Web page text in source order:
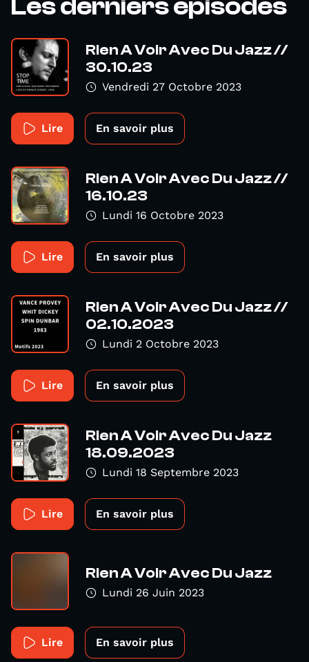
Les derniers épisodes
Rien A Voir Avec Du Jazz //
30.10.23
Vendredi 27 Octobre 2023
Lire En savoir plus
Rien A Voir Avec Du Jazz //
16.10.23
Lundi 16 Octobre 2023
Lire En savoir plus
Rien A Voir Avec Du Jazz //
02.10.2023
Lundi 2 Octobre 2023
Lire En savoir plus
Rien A Voir Avec Du Jazz
18.09.2023
Lundi 18 Septembre 2023
Lire En savoir plus
Rien A Voir Avec Du Jazz
Lundi 26 Juin 2023
Lire En savoir plus